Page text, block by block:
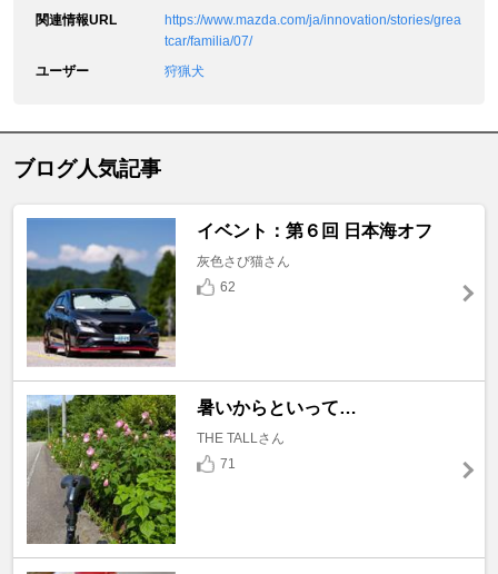
関連情報URL
https://www.mazda.com/ja/innovation/stories/grea
tcar/familia/07/
ユーザー
狩猟犬
ブログ人気記事
イベント：第６回 日本海オフ
灰色さび猫さん
62
暑いからといって…
THE TALLさん
71